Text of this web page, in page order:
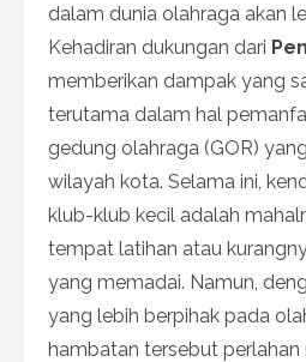
dalam dunia olahraga akan
Kehadiran dukungan dari
memberikan dampak yang
terutama dalam hal
gedung olahraga (GOR)
wilayah kota. Selama ini,
klub-klub kecil adalah
tempat latihan atau
yang memadai. Namun,
yang lebih berpihak pada
hambatan tersebut perlahan